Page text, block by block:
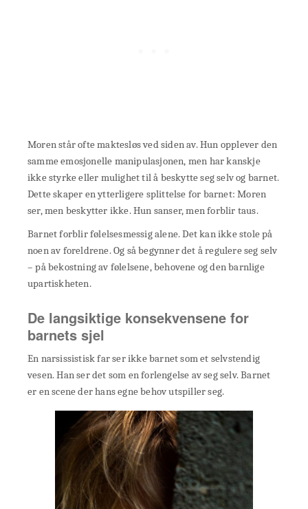
Moren står ofte maktesløs ved siden av. Hun opplever den
samme emosjonelle manipulasjonen, men har kanskje
ikke styrke eller mulighet til å beskytte seg selv og barnet.
Dette skaper en ytterligere splittelse for barnet: Moren
ser, men beskytter ikke. Hun sanser, men forblir taus.
Barnet forblir følelsesmessig alene. Det kan ikke stole på
noen av foreldrene. Og så begynner det å regulere seg selv
– på bekostning av følelsene, behovene og den barnlige
upartiskheten.
De langsiktige konsekvensene for
barnets sjel
En narsissistisk far ser ikke barnet som et selvstendig
vesen. Han ser det som en forlengelse av seg selv. Barnet
er en scene der hans egne behov utspiller seg.